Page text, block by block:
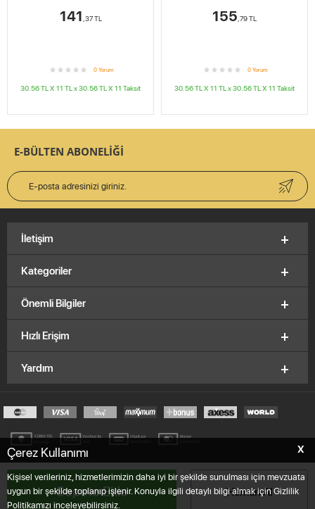
X
Çerez Kullanımı
Kişisel verileriniz, hizmetlerimizin daha iyi bir şekilde sunulması için mevzuata
uygun bir şekilde toplanıp işlenir. Konuyla ilgili detaylı bilgi almak için Gizlilik
Politikamızı inceleyebilirsiniz.
Sepete Ekle Hemen Al
141 ,37TL
0 Yorum
30.56 TL X 11 TL x30.56 TL X 11 Taksit
155,79TL
0 Yorum
30.56 TL X 11 TL x30.56 TL X 11 Taksit
E-BÜLTEN ABONELİĞİ
Kategoriler
Önemli Bilgiler
Hızlı Erişim
Yardım
© 2012-2026, V&K Vitrinkutu.com,
İletişim
-SoftE-Ticaret